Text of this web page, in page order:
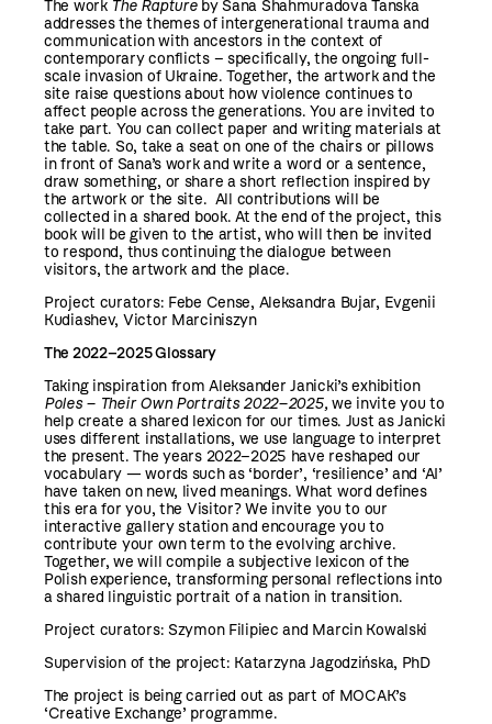
The work The Raptureby Sana Shahmuradova Tanska
addresses the themes of intergenerational trauma and
communication with ancestors in the context of
contemporary conflicts – specifically, the ongoing full-
scale invasion of Ukraine. Together, the artwork and the
site raise questions about how violence continues to
affect people across the generations. You are invited to
take part. You can collect paper and writing materials at
the table. So, take a seat on one of the chairs or pillows
in front of Sana’s work and write a word or a sentence,
draw something, or share a short reflection inspired by
the artwork or the site. All contributions will be
collected in a shared book. At the end of the project, this
book will be given to the artist, who will then be invited
to respond, thus continuing the dialogue between
visitors, the artwork and the place.
Project curators: Febe Cense, Aleksandra Bujar, Evgenii
Kudiashev, Victor Marciniszyn
The 2022–2025 Glossary
Taking inspiration from Aleksander Janicki’s exhibition
Poles – Their Own Portraits 2022–2025,we invite you to
help create a shared lexicon for our times. Just as Janicki
uses different installations, we use language to interpret
the present. The years 2022–2025 have reshaped our
vocabulary — words such as ‘border’, ‘resilience’ and ‘AI’
have taken on new, lived meanings. What word defines
this era for you, the Visitor? We invite you to our
interactive gallery station and encourage you to
contribute your own term to the evolving archive.
Together, we will compile a subjective lexicon of the
Polish experience, transforming personal reflections into
a shared linguistic portrait of a nation in transition.
Project curators: Szymon Filipiec and Marcin Kowalski
Supervision of the project: Katarzyna Jagodzińska, PhD
The project is being carried out as part of MOCAK’s
‘Creative Exchange’ programme.